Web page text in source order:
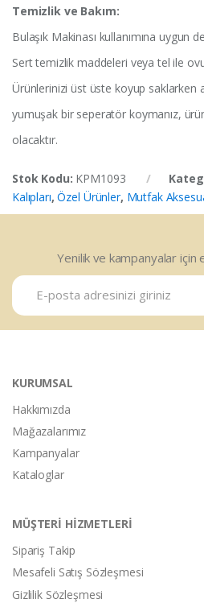
Temizlik ve Bakım:
Bulaşık Makinası kullanımına uygun
Sert temizlik maddeleri veya tel ile
Ürünlerinizi üst üste koyup saklarken
yumuşak bir seperatör koymanız,
olacaktır.
Stok Kodu: KPM1093
Kalıpları,Özel Ürünler, Mutfak
Yenilik ve kampanyalar için
KURUMSAL
Hakkımızda
Mağazalarımız
Kampanyalar
Kataloglar
MÜŞTERİ HİZMETLERİ
Sipariş Takip
Mesafeli Satış Sözleşmesi
Gizlilik Sözleşmesi